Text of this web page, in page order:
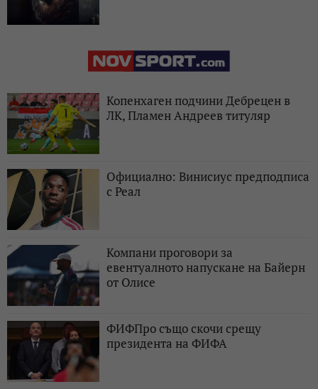
Копенхаген подчини Дебрецен в
ЛК, Пламен Андреев титуляр
Официално: Винисиус предподписа
с Реал
Компани проговори за
евентуалното напускане на Байерн
от Олисе
ФИФПро също скочи срещу
президента на ФИФА